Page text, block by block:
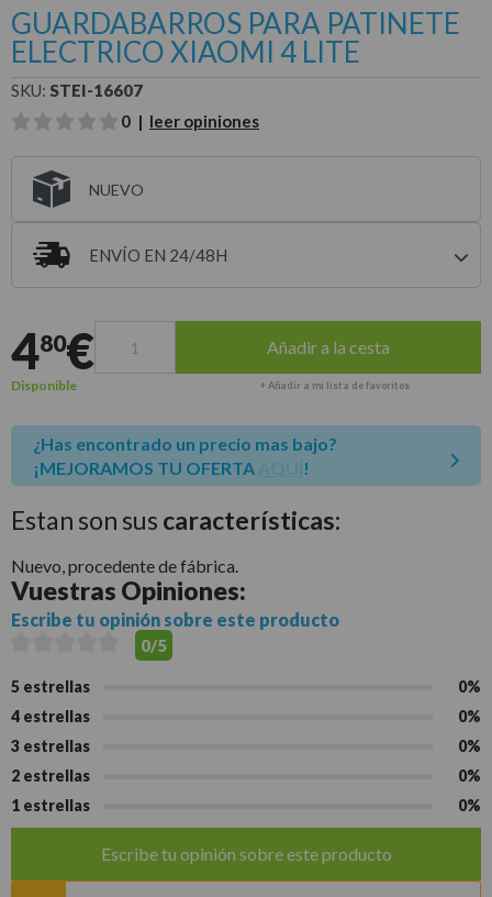
GUARDABARROS PARA PATINETE
ELECTRICO XIAOMI 4 LITE
SKU: STEI-16607
0 | leer opiniones
NUEVO
ENVÍO EN 24/48H
480€ Añadir a la cesta
Disponible + Añadir a mi lista de favoritos
¿Has encontrado un precio mas bajo?
¡MEJORAMOS TU OFERTA
!
Estan son sus características:
Nuevo, procedente de fábrica.
Vuestras Opiniones:
Escribe tu opinión sobre este producto
0/5
5 estrellas
0%
4 estrellas
0%
3 estrellas
0%
2 estrellas
0%
1 estrellas
0%
Escribe tu opinión sobre este producto